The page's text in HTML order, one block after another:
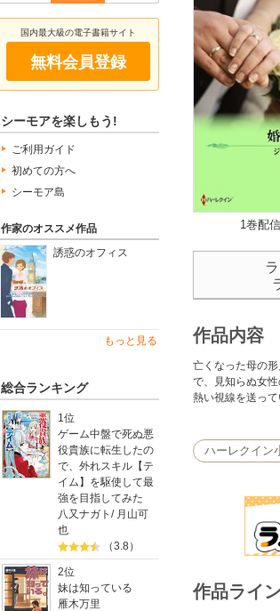
国内最大級の電子書籍サイト
無料会員登録
シーモアを楽しもう!
ご利用ガイド
初めての方へ
シーモア島
作家のオススメ作品
誘惑のオフィス
もっと見る
総合ランキング
1位
ゲーム中盤で死ぬ悪
役貴族に転生したの
で、外れスキル【テ
イム】を駆使して最
強を目指してみた
八又ナガト / 月山可
也
（3.8）
2位
妹は知っている
雁木万里
1巻配
作品内容
亡くなった母の
で、見知らぬ女
熱い視線を送っ
ハーレクイン
作品ライ